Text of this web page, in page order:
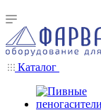
Каталог